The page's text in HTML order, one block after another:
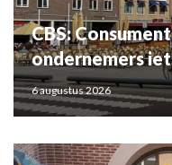
CBS:
ondernemers
6 augustus 2026